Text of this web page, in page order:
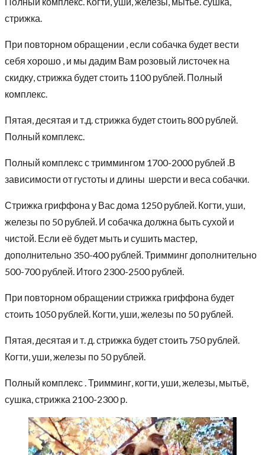
стрижка.
При повторном обращении , если собачка будет вести
себя хорошо , и мы дадим Вам розовый листочек на
скидку, стрижка будет стоить 1100 рублей. Полный
комплекс.
Пятая, десятая и т.д. стрижка будет стоить 800 рублей.
Полный комплекс.
Полный комплекс с триммингом 1700-2000 рублей .В
зависимости от густоты и длины шерсти и веса собачки.
Стрижка гриффона у Вас дома 1250 рублей. Когти, уши,
железы по 50 рублей. И собачка должна быть сухой и
чистой. Если её будет мыть и сушить мастер,
дополнительно 350-400 рублей. Тримминг дополнительно
500-700 рублей. Итого 2300-2500 рублей.
При повторном обращении стрижка гриффона будет
стоить 1050 рублей. Когти, уши, железы по 50 рублей.
Пятая, десятая и т. д. стрижка будет стоить 750 рублей.
Когти, уши, железы по 50 рублей.
Полный комплекс . Тримминг, когти, уши, железы, мытьё,
сушка, стрижка 2100-2300 р.